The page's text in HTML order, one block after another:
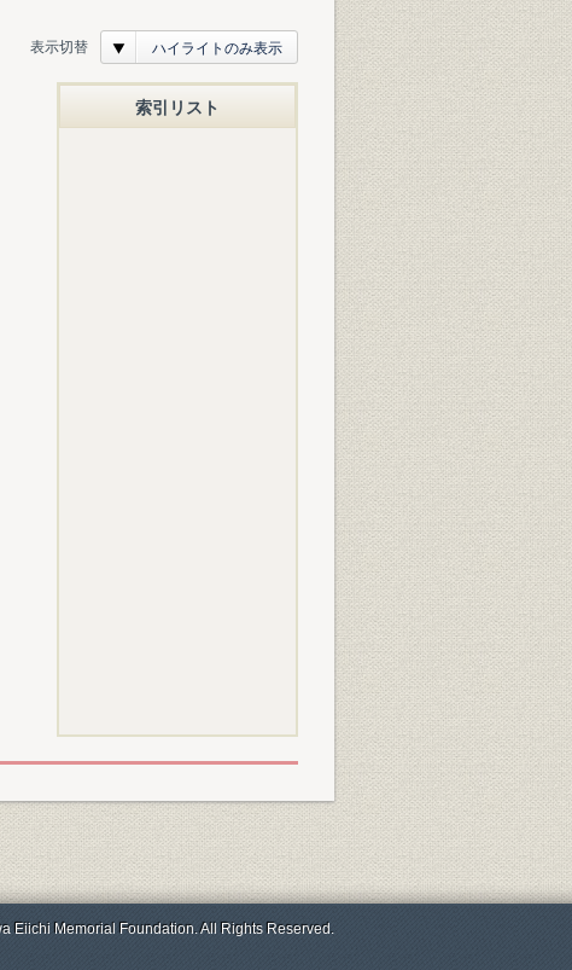
表示切替 ハイライトのみ表示
索引リスト
Eiichi Memorial Foundation. All Rights Reserved.